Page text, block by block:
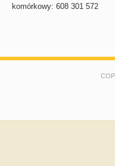
komórkowy: 608 301 572